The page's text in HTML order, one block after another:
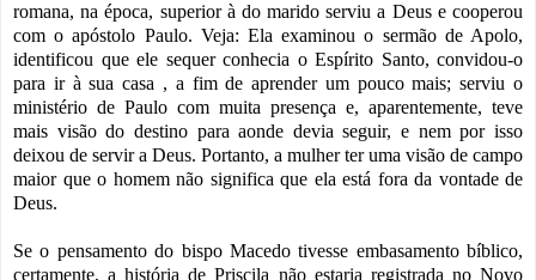
romana, na época, superior à do marido serviu a Deus e cooperou
com o apóstolo Paulo. Veja: Ela examinou o sermão de Apolo,
identificou que ele sequer conhecia o Espírito Santo, convidou-o
para ir à sua casa , a fim de aprender um pouco mais; serviu o
ministério de Paulo com muita presença e, aparentemente, teve
mais visão do destino para aonde devia seguir, e nem por isso
deixou de servir a Deus. Portanto, a mulher ter uma visão de campo
maior que o homem não significa que ela está fora da vontade de
Deus.
Se o pensamento do bispo Macedo tivesse embasamento bíblico,
certamente, a história de Priscila não estaria registrada no Novo